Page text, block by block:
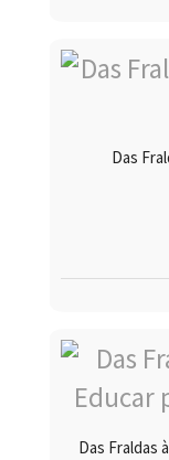
Das
Das Fraldas